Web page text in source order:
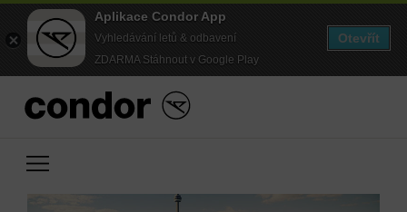
Aplikace Condor App
Vyhledávání letů & odbavení
ZDARMA Stáhnout v Google Play
Otevřít